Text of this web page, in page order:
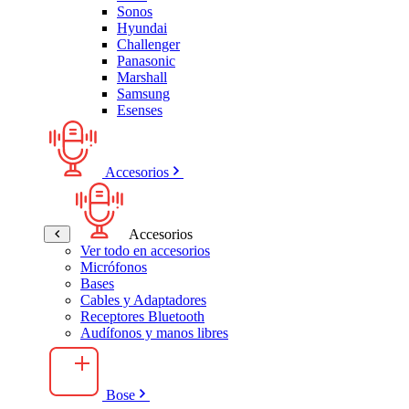
Sonos
Hyundai
Challenger
Panasonic
Marshall
Samsung
Esenses
Accesorios
Accesorios
Ver todo en accesorios
Micrófonos
Bases
Cables y Adaptadores
Receptores Bluetooth
Audífonos y manos libres
Bose